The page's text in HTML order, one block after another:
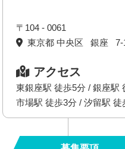
〒104 - 0061
東京都 中央区 銀座 7-
アクセス
東銀座駅 徒歩5分 / 銀座駅
市場駅 徒歩3分 / 汐留駅 徒